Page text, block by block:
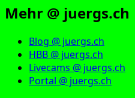
Mehr @ juergs.ch
Blog @ juergs.ch
HBB @ juergs.ch
Livecams @ juergs.ch
Portal @ juergs.ch